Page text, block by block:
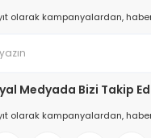
olarak kampanyalardan,
Medyada Bizi Takip
olarak kampanyalardan,